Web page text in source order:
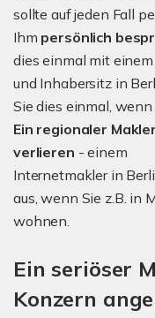
sollte auf jeden Fall
Ihm persönlich
dies einmal mit
und Inhabersitz in
Sie dies einmal,
Ein regionaler
verlieren - einem
Internetmakler in
aus, wenn Sie z.B. in
wohnen.
Ein seriöser
Konzern